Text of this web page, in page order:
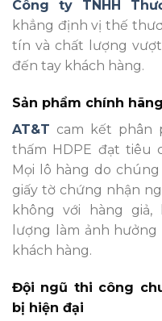
Công ty TNHH
khẳng định vị thế
tín và chất lượng
đến tay khách hàng.
Sản phẩm chính
AT&T cam kết phân
thấm HDPE đạt tiêu
Mọi lô hàng do
giấy tờ chứng nhận
không với hàng giả,
lượng làm ảnh
khách hàng.
Đội ngũ thi công
bị hiện đại